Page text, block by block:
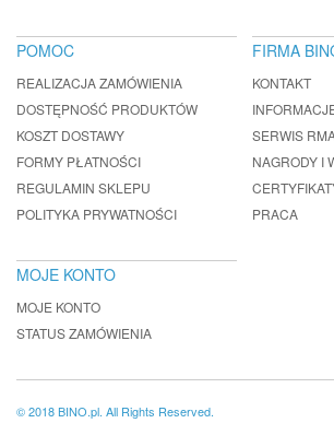
POMOC
REALIZACJA ZAMÓWIENIA
DOSTĘPNOŚĆ PRODUKTÓW
KOSZT DOSTAWY
FORMY PŁATNOŚCI
REGULAMIN SKLEPU
POLITYKA PRYWATNOŚCI
FIRMA
KONTAKT
SERWIS
NAGRODY I
PRACA
MOJE KONTO
MOJE KONTO
STATUS ZAMÓWIENIA
© 2018 BINO.pl. All Rights Reserved.